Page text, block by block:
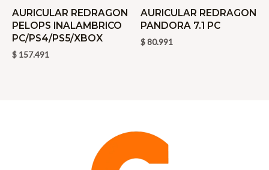
AURICULAR REDRAGON
PELOPS INALAMBRICO
PC/PS4/PS5/XBOX
$ 157.491
AURICULAR REDRAGON
PANDORA 7.1 PC
$80.991